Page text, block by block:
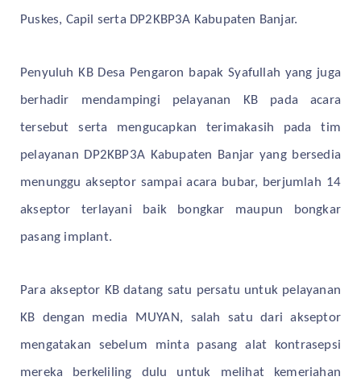
Puskes, Capil serta DP2KBP3A Kabupaten Banjar.
Penyuluh KB Desa Pengaron bapak Syafullah yang juga
berhadir mendampingi pelayanan KB pada acara
tersebut serta mengucapkan terimakasih pada tim
pelayanan DP2KBP3A Kabupaten Banjar yang bersedia
menunggu akseptor sampai acara bubar, berjumlah 14
akseptor terlayani baik bongkar maupun bongkar
pasang implant.
Para akseptor KB datang satu persatu untuk pelayanan
KB dengan media MUYAN, salah satu dari akseptor
mengatakan sebelum minta pasang alat kontrasepsi
mereka berkeliling dulu untuk melihat kemeriahan